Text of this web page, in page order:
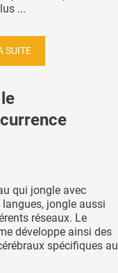
...
SUITE
qui jongle avec
jongle aussi
réseaux. Le
développe ainsi des
spécifiques au